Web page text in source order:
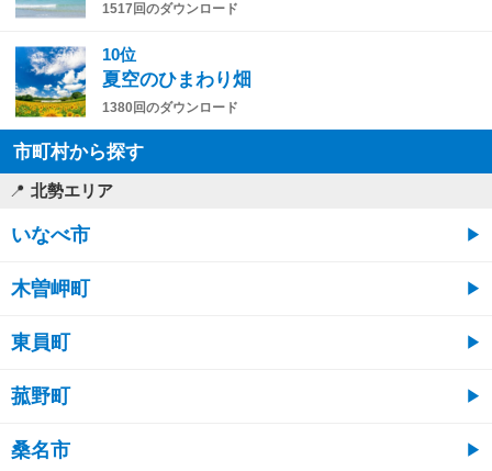
1517回のダウンロード
10位
夏空のひまわり畑
1380回のダウンロード
市町村から探す
北勢エリア
いなべ市
木曽岬町
東員町
菰野町
桑名市